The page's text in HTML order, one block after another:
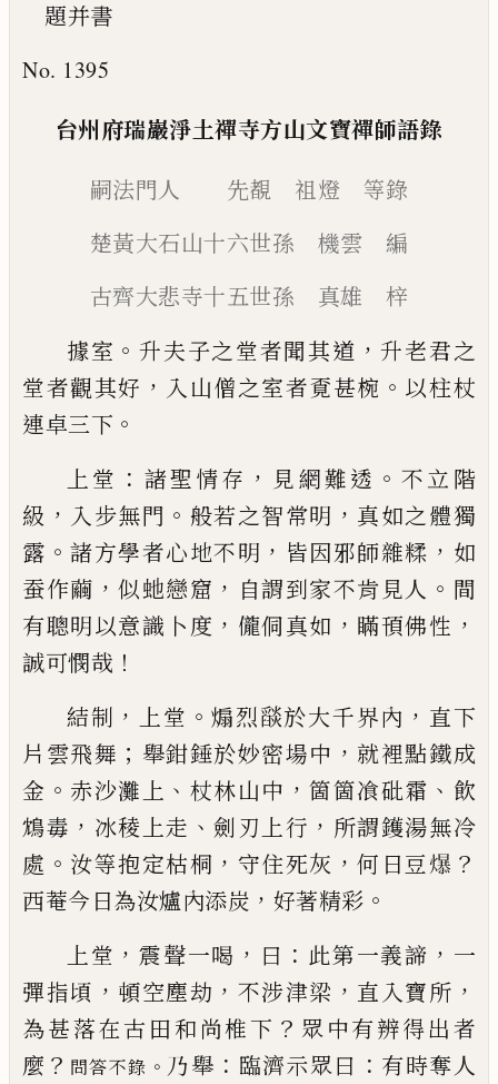
題并書
No. 1395
台州府瑞巖淨土禪寺方山文寶禪師語錄
嗣法門人 先覩 祖燈 等錄
楚黃大石山十六世孫 機雲 編
古齊大悲寺十五世孫 真雄 梓
據室 。升夫子之堂者聞其道 ，升老君之
堂者觀其好 ， 入山僧之室者覔甚椀 。 以柱杖
連卓三下 。
上堂 ： 諸聖情存 ， 見網難透 。不立階
級 ， 入步無門 。 般若之智常明 ， 真如之體獨
露 。諸方學者心地不明 ， 皆因邪師雜糅 ， 如
蚕作繭 ，似虵戀窟 ， 自謂到家不肯見人 。 間
有聰明以意識卜度 ， 儱侗真如 ， 瞞頇佛性 ，
誠可憫哉 ！
結制 ， 上堂 。煽烈𦦨於大千界內 ， 直下
片雲飛舞 ； 舉鉗錘於妙密場中 ， 就裡點鐵成
金 。 赤沙灘上 、 杖林山中 ，箇箇飡砒霜 、 飲
鴆毒 ， 冰稜上走 、劍刃上行 ， 所謂鑊湯無冷
處 。 汝等抱定枯桐 ， 守住死灰 ，何日豆𪹼 ？
西菴今 日為汝爐內添炭 ， 好著精彩 。
上堂 ，震聲一喝 ， 曰 ： 此第一義諦 ， 一
彈指頃 ， 頓空塵劫 ， 不涉津梁 ， 直入寶所 ，
為甚落在古田和尚椎下 ？ 眾中有辨得出者
麼 ？ 問答不錄 。 乃舉 ： 臨濟示眾曰 ： 有時奪人